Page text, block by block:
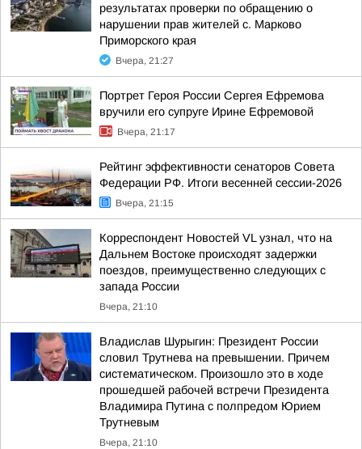
результатах проверки по обращению о
нарушении прав жителей с. Марково
Приморского края
Вчера, 21:27
Портрет Героя России Сергея Ефремова
вручили его супруге Ирине Ефремовой
Вчера, 21:17
Рейтинг эффективности сенаторов Совета
Федерации РФ. Итоги весенней сессии-2026
Вчера, 21:15
Корреспондент Новостей VL узнал, что на
Дальнем Востоке происходят задержки
поездов, преимущественно следующих с
запада России
Вчера, 21:10
Владислав Шурыгин: Президент России
словил Трутнева на превышении. Причем
систематическом. Произошло это в ходе
прошедшей рабочей встречи Президента
Владимира Путина с полпредом Юрием
Трутневым
Вчера, 21:10